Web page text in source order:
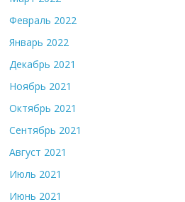
Февраль 2022
Январь 2022
Декабрь 2021
Ноябрь 2021
Октябрь 2021
Сентябрь 2021
Август 2021
Июль 2021
Июнь 2021